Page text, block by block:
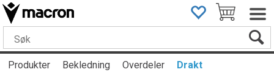
Produkter Bekledning Overdeler Drakt